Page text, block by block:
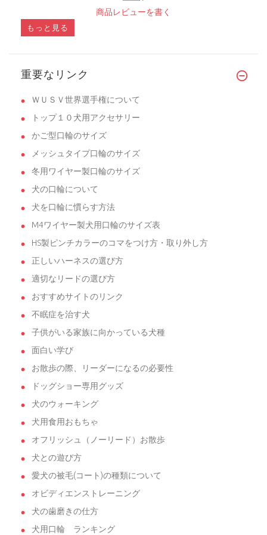
商品レビューを書く
もっと見る
重要なリンク
ＷＵＳＶ世界選手権について
トップ１０犬用アクセサリー
かご型口輪のサイズ
メッシュタイプ口輪のサイズ
冬用ワイヤー製口輪のサイズ
犬の口輪について
犬を口輪に慣らす方法
M4ワイヤー製犬用口輪のサイズ表
HS製ピンチカラーのコマをつけ方・取り外し方
正しいハーネスの選び方
適切なリードの選び方
おすすめサイトのリンク
不眠症を治す犬
子供がいる家族に向かっている犬種
面白い学び
お散歩の際、リーダーになるの必要性
ドッグショー専用グッズ
犬のウォーキング
犬用食用おもちゃ
オフリッシュ（ノーリード）お散歩
犬との遊び方
愛犬の被毛(コート)の種類について
オビディエンストレーニング
犬の歯磨きの仕方
犬用口輪 ランキング